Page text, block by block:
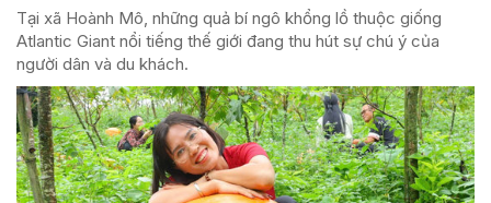
Tại xã Hoành Mô, những quả bí ngô khổng lồ thuộc giống
Atlantic Giant nổi tiếng thế giới đang thu hút sự chú ý của
người dân và du khách.